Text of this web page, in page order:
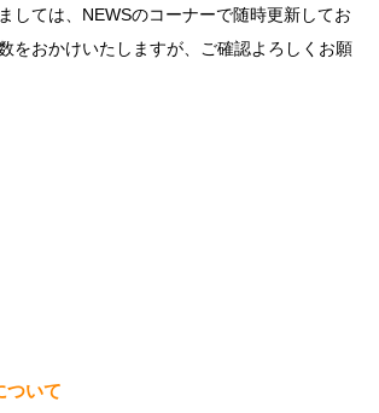
しては、NEWSのコーナーで随時更新してお
をおかけいたしますが、ご確認よろしくお願
ついて